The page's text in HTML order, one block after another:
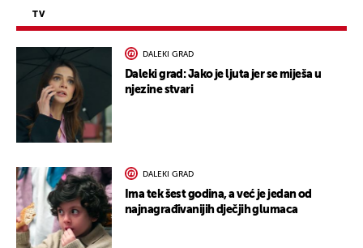
TV
DALEKI GRAD
Daleki grad: Jako je ljuta jer se miješa u
njezine stvari
DALEKI GRAD
Ima tek šest godina, a već je jedan od
najnagrađivanijih dječjih glumaca